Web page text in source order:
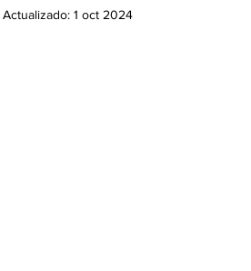
Actualizado: 1 oct 2024